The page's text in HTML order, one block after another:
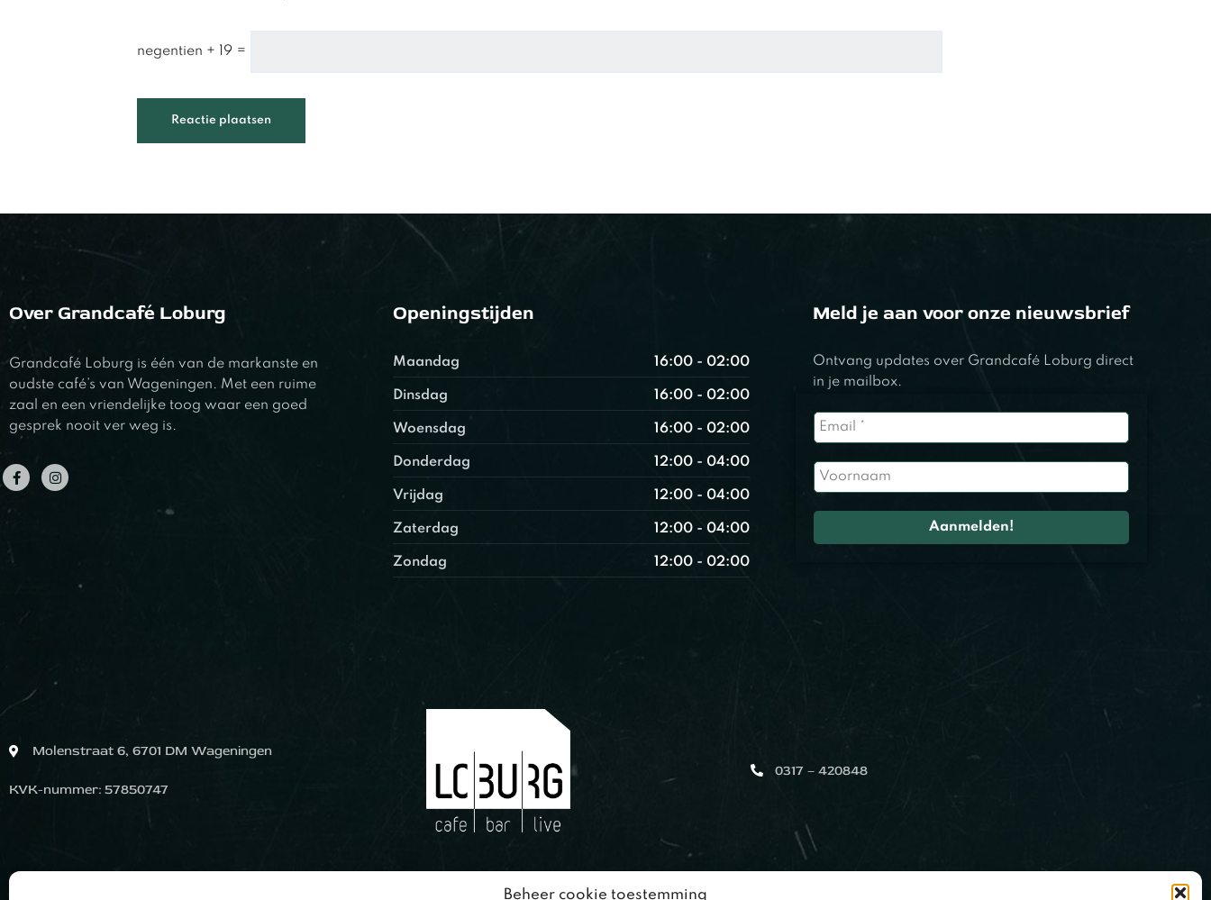
Beheer cookie toestemming
negentien + 19 =
Over Grandcafé Loburg
Grandcafé Loburg is één van de markanste en
oudste café’s van Wageningen. Met een ruime
zaal en een vriendelijke toog waar een goed
gesprek nooit ver weg is.
Openingstijden
Maandag 16:00 - 02:00
Dinsdag 16:00 - 02:00
Woensdag 16:00 - 02:00
Donderdag 12:00 - 04:00
Vrijdag 12:00 - 04:00
Zaterdag 12:00 - 04:00
Zondag 12:00 - 02:00
Meld je aan voor onze nieuwsbrief
Ontvang updates over Grandcafé Loburg direct
in je mailbox.
Molenstraat 6, 6701 DM Wageningen
KVK-nummer: 57850747
0317 – 420848